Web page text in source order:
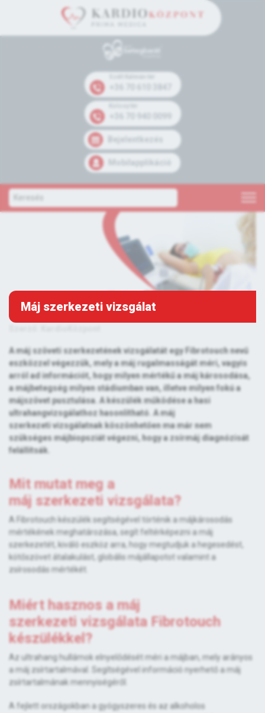
Bejelentkezés
Mobilapplikáció
Máj szerkezeti vizsgálat
A máj szöveti szerkezetének vizsgálatát egy Fibrotouch nevű
eszközzel végezzük, mely a máj rugalmasságát méri, vagyis
arról ad információt, hogy milyen mértékű a máj károsodása,
a májbetegség milyen stádiumban van, illetve milyen fokú a
májszövet pusztulása. A készülék működése a hasi
ultrahangvizsgálathoz hasonlítható. A máj
szerkezeti vizsgálatnak köszönhetően ma már nem
szükséges májbiopsziát végezni, hogy a zsírmáj diagnózisát
felállítsák.
Mit mutat meg a
máj szerkezeti vizsgálata?
A Fibrotouch készülék segítségével történik a májkárosodás
mértékének meghatározása, segít feltérképezni a máj
szerkezetét, kiváló eszköz arra, hogy megtudjuk a hegesedést,
kötőszövet átalakulást, globális májállapotot valamint a
zsírosodás mértékét.
Miért hasznos a máj
szerkezeti vizsgálata Fibrotouch
készülékkel?
Az ultrahang hullámok elnyelődését méri a májban, mely arányos
a máj zsírtartalmával. Segítségével információ nyerhető a máj
zsírtartalmának mennyiségéről.
A fejlett országokban a gyógyszeres és az alkoholos